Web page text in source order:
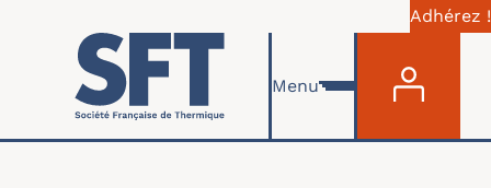
Aller au contenu principal
Adhérez !
Menu